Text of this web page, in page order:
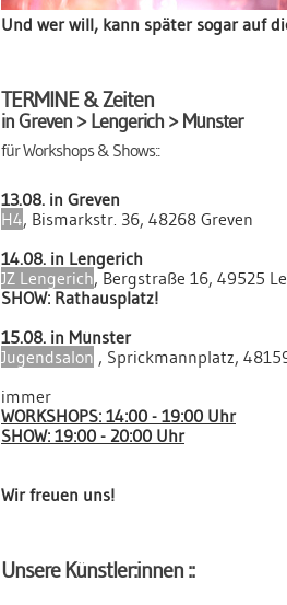
Und wer will, kann später sogar auf
TERMINE & Zeiten
in Greven > Lengerich > Münster
für Workshops & Shows::
13.08. in Greven
H4, Bismarkstr. 36, 48268 Greven
14.08. in Lengerich
JZ Lengerich, Bergstraße 16, 49525
SHOW: Rathausplatz!
15.08. in Münster
Jugendsalon , Sprickmannplatz,
immer
WORKSHOPS: 14:00 - 19:00 Uhr
SHOW: 19:00 - 20:00 Uhr
Wir freuen uns!
Unsere Künstler:innen ::